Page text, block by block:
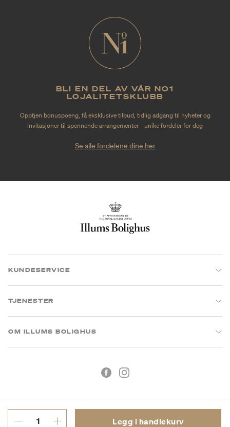
Legg i handlekurv
BLI EN DEL AV VÅR NO1
LOJALITETSKLUBB
Opptjen bonuspoeng, få eksklusive tilbud, tidlig adgang til nyheter og
invitasjoner til spennende arrangementer - unike fordeler for deg
Se alle fordelene dine her
KUNDESERVICE
TJENESTER
OM ILLUMS BOLIGHUS